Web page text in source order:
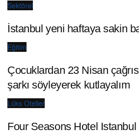
Sektörel
İstanbul yeni haftaya sakin
Eğitim
Çocuklardan 23 Nisan
şarkı söyleyerek kutlayalım
Lüks Oteller
Four Seasons Hotel Istanbul